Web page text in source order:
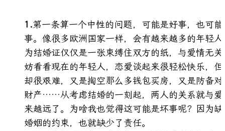
第一条算一个中性的问题，可能是好事，也可
事。像很多欧洲国家一样，会有越来越多的年轻
为结婚证仅仅是一张束缚住双方的纸，与爱情无
妨看看现在的年轻人，恋爱谈起来很轻松快乐，
却很艰难，又是掏空那么多钱包买房，又是防备
财产……从考虑结婚的一刻起，两人的关系就与爱
来越远了。为啥我也觉得这可能是坏事呢？因为
婚姻的约束，也就缺少了责任。